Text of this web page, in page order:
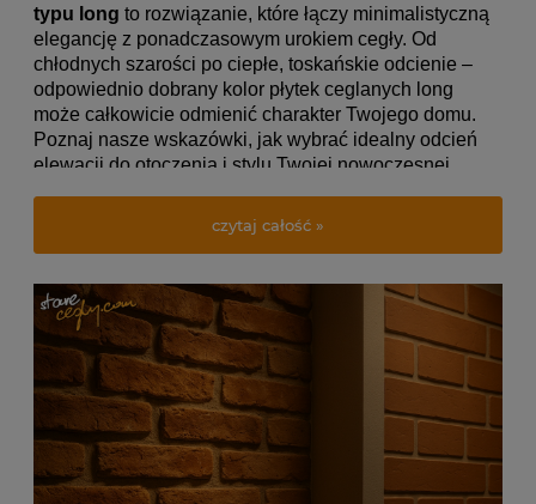
typu long to rozwiązanie, które łączy minimalistyczną
elegancję z ponadczasowym urokiem cegły. Od
chłodnych szarości po ciepłe, toskańskie odcienie –
odpowiednio dobrany kolor płytek ceglanych long
może całkowicie odmienić charakter Twojego domu.
Poznaj nasze wskazówki, jak wybrać idealny odcień
elewacji do otoczenia i stylu Twojej nowoczesnej
format płytek ceglanych long
i stwórz elewację, która
będzie zachwycać przez lata!
czytaj całość »